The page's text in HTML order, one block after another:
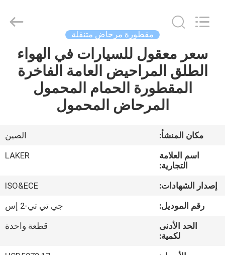
منزل
المنتجات
في
المعمل
ضبط
الجودة
AUTOPARTS
CO.,LIMITED.
مقطورة مرحاض متنقلة
سعر معقول للسيارات في الهواء
الطلق المراحيض العامة الفاخرة
المقطورة الحمام المحمول
المرحاض المحمول
مكان المنشأ:
الصين
اسم العلامة
التجارية:
LAKER
إصدار الشهادات:
ISO&ECE
رقم الموديل:
جي تي تي-2 إس
الحد الأدنى
لكمية:
قطعة واحدة